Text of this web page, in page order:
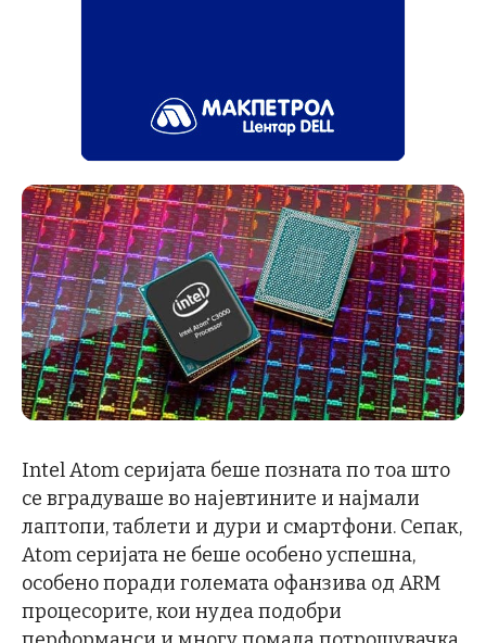
Intel Atom серијата беше позната по тоа што
се вградуваше во најевтините и најмали
лаптопи, таблети и дури и смартфони. Сепак,
Atom серијата не беше особено успешна,
особено поради големата офанзива од ARM
процесорите, кои нудеа подобри